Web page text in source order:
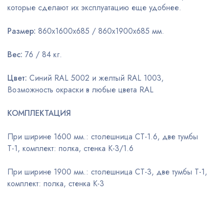
которые сделают их эксплуатацию еще удобнее.
Размер: 860х1600х685 / 860х1900х685 мм.
Вес: 76 / 84 кг.
Цвет: Синий RAL 5002 и желтый RAL 1003,
Возможность окраски в любые цвета RAL
КОМПЛЕКТАЦИЯ
При ширине 1600 мм.: столешница СТ-1.6, две тумбы
Т-1, комплект: полка, стенка К-3/1.6
При ширине 1900 мм.: столешница СТ-3, две тумбы Т-1,
комплект: полка, стенка К-3